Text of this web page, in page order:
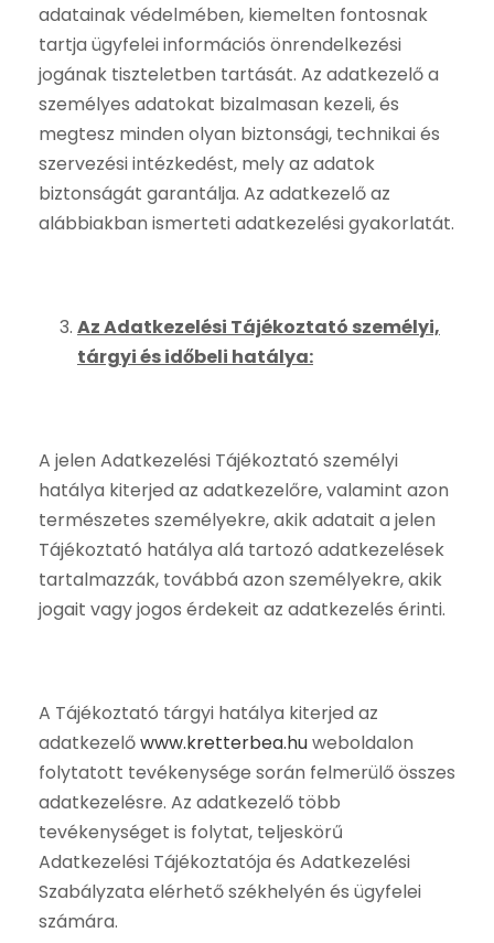
adatainak védelmében, kiemelten fontosnak
tartja ügyfelei információs önrendelkezési
jogának tiszteletben tartását. Az adatkezelő a
személyes adatokat bizalmasan kezeli, és
megtesz minden olyan biztonsági, technikai és
szervezési intézkedést, mely az adatok
biztonságát garantálja. Az adatkezelő az
alábbiakban ismerteti adatkezelési gyakorlatát.
Az Adatkezelési Tájékoztató személyi,
tárgyi és időbeli hatálya:
A jelen Adatkezelési Tájékoztató személyi
hatálya kiterjed az adatkezelőre, valamint azon
természetes személyekre, akik adatait a jelen
Tájékoztató hatálya alá tartozó adatkezelések
tartalmazzák, továbbá azon személyekre, akik
jogait vagy jogos érdekeit az adatkezelés érinti.
A Tájékoztató tárgyi hatálya kiterjed az
adatkezelőwww.kretterbea.huweboldalon
folytatott tevékenysége során felmerülő összes
adatkezelésre. Az adatkezelő több
tevékenységet is folytat, teljeskörű
Adatkezelési Tájékoztatója és Adatkezelési
Szabályzata elérhető székhelyén és ügyfelei
számára.